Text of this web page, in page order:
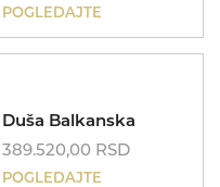
POGLEDAJTE
Duša Balkanska
389.520,00 RSD
POGLEDAJTE